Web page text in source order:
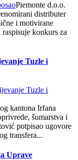
Piemonte d.o.o.
distributer
i motivirane
konkurs za
Tuzle i
kantona Irfana
šumarstva i
potpisao ugovore
transfera...
Uprave